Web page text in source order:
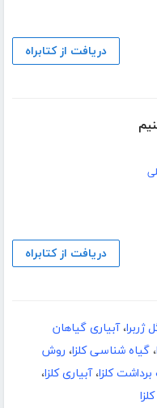
دریافت از کتابراه
دریافت از کتابراه
ژربرا،آبیاری گیاهان
، گیاه شناسی کلزا، روش
کلزا،آبیاری کلزا،